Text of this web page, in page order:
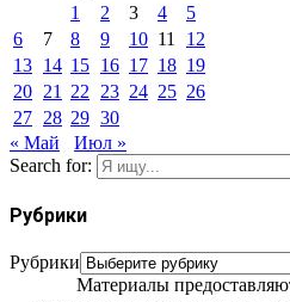
1
2 3 4
5
6
7 8 9 10 11
12
13 14 15 16 17 18 19
20 21 22 23 24 25 26
27 28 29 30
« Май
Июл »
Search for:
Рубрики
Рубрики
Материалы